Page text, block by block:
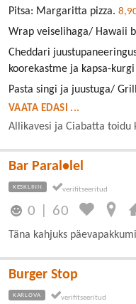
Pitsa: Margaritta pizza.
Wrap veiselihaga/ Hawaii
Cheddari
koorekastme ja kapsa-
Pasta singi ja juustuga/
VAATA EDASI ...
Allikavesi ja Ciabatta toidu
Bar Paral•lel
KESKLINN
0 60
Täna kahjuks
Burger Stop
KARLOVA